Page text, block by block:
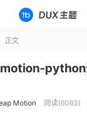
正文
Motion 阅读(6063)